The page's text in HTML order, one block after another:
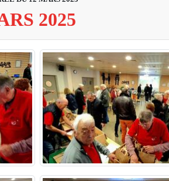
2025